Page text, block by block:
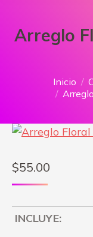
Arreglo
Estás aquí:
Inicio
$55.00
INCLUYE: